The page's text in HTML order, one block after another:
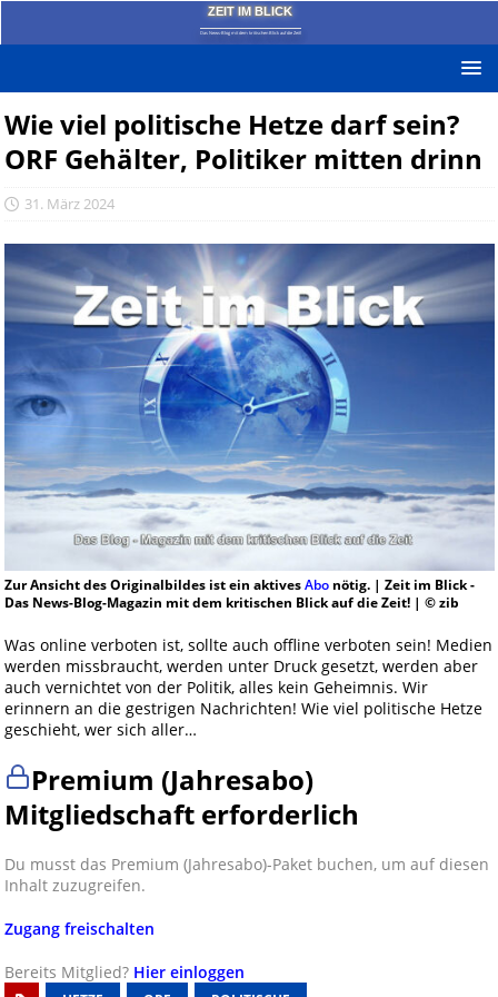
ZEIT IM BLICK
Das News-Blog mit dem kritischen Blick auf die Zeit!
Wie viel politische Hetze darf sein?
ORF Gehälter, Politiker mitten drinn
31. März 2024
Zur Ansicht des Originalbildes ist ein aktivesAbonötig. | Zeit im Blick -
Das News-Blog-Magazin mit dem kritischen Blick auf die Zeit! | © zib
Was online verboten ist, sollte auch offline verboten sein! Medien
werden missbraucht, werden unter Druck gesetzt, werden aber
auch vernichtet von der Politik, alles kein Geheimnis. Wir
erinnern an die gestrigen Nachrichten! Wie viel politische Hetze
geschieht, wer sich aller…
Premium (Jahresabo)
Mitgliedschaft erforderlich
Du musst das Premium (Jahresabo)-Paket buchen, um auf diesen
Inhalt zuzugreifen.
Zugang freischalten
Bereits Mitglied? Hier einloggen